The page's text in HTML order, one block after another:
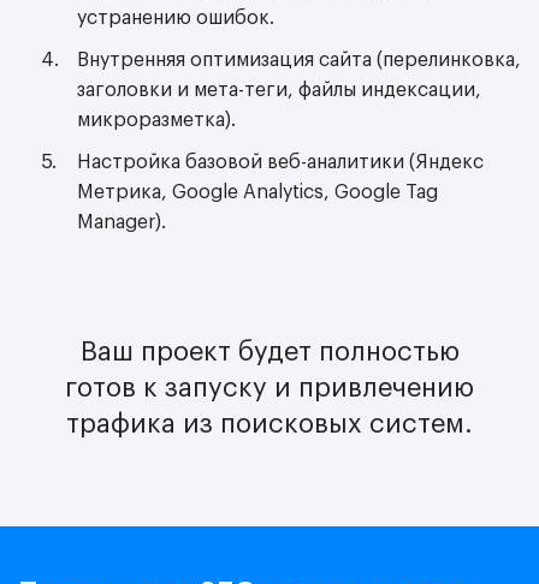
устранению ошибок.
Внутренняя оптимизация сайта (перелинковка,
заголовки и мета-теги, файлы индексации,
микроразметка).
Настройка базовой веб-аналитики (Яндекс
Метрика, Google Analytics, Google Tag
Manager).
Ваш проект будет полностью
готов к запуску и привлечению
трафика из поисковых систем.